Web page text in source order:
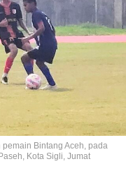
Bintang Aceh, pada
Kota Sigli, Jumat